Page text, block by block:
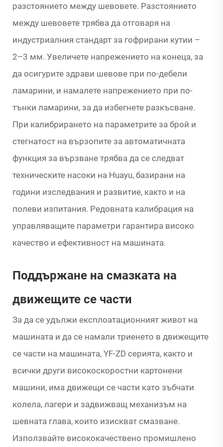
разстоянието между шевовете. Разстоянието
между шевовете трябва да отговаря на
индустриалния стандарт за гофрирани кутии –
2–3 мм. Увеличете напрежението на конеца, за
да осигурите здрави шевове при по-дебели
ламарини, и намалете напрежението при по-
тънки ламарини, за да избегнете разкъсване.
При калибрирането на параметрите за брой и
стегнатост на вързопите за автоматичната
функция за вързване трябва да се следват
техническите насоки на Huayu, базирани на
години изследвания и развитие, както и на
полеви изпитания. Редовната калибрация на
управляващите параметри гарантира високо
качество и ефективност на машината.
Поддържане на смазката на
движещите се части
За да се удължи експлоатационният живот на
машината и да се намали триенето в движещите
се части на машината, YF-ZD серията, както и
всички други високоскоростни картонени
машини, има движещи се части като зъбчати
колела, лагери и задвижващ механизъм на
шевната глава, които изискват смазване.
Използвайте висококачествено промишлено